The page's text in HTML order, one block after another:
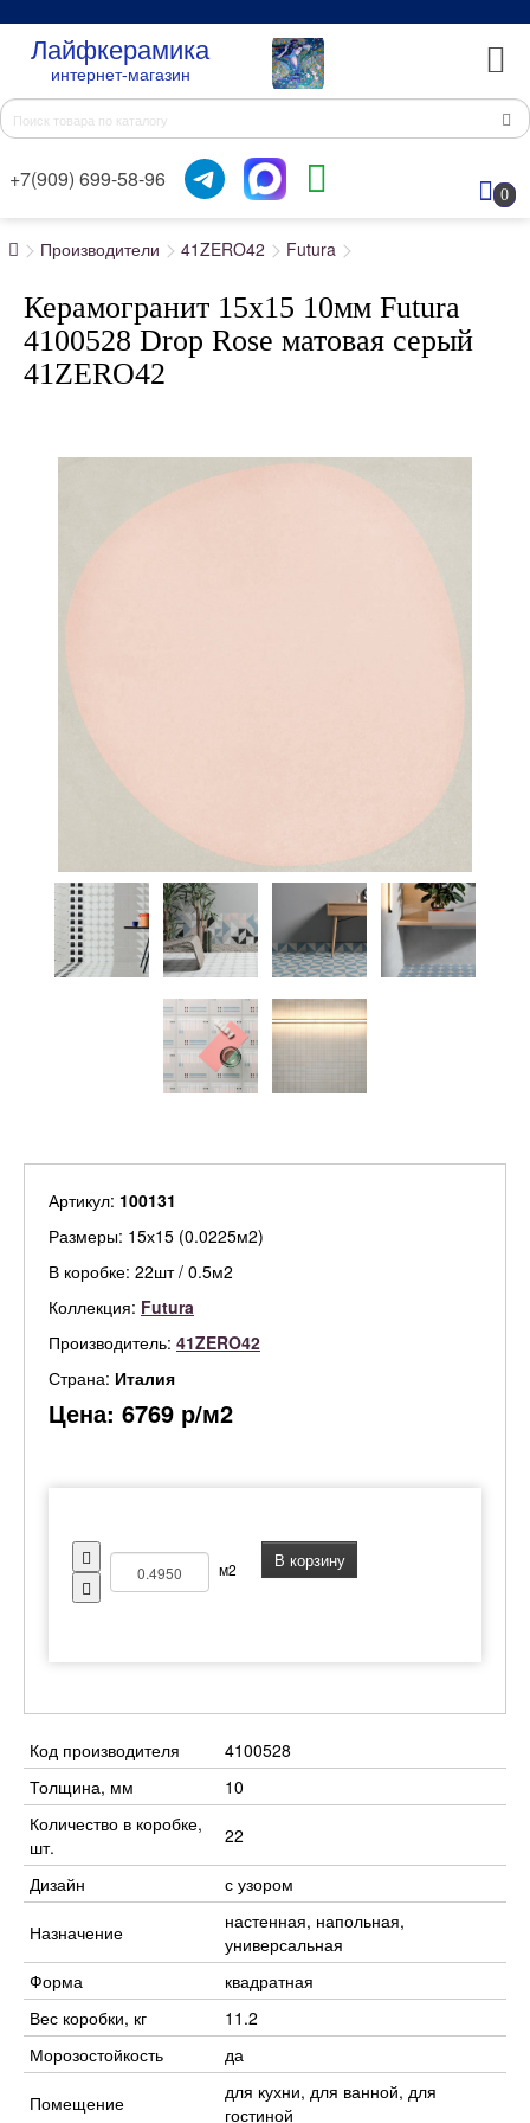
Лайфкерамика
интернет-магазин
+7(909) 699-58-96
0
Производители 41ZERO42 Futura
Керамогранит 15x15 10мм Futura
4100528 Drop Rose матовая серый
41ZERO42
Артикул: 100131
Размеры: 15х15 (0.0225м2)
В коробке: 22шт / 0.5м2
Коллекция: Futura
Производитель: 41ZERO42
Страна: Италия
Цена: 6769 р/м2
м2 В корзину
Код производителя
4100528
Толщина, мм
10
Количество в коробке,
шт.
22
Дизайн с узором
Назначение
настенная, напольная,
универсальная
Форма
квадратная
Вес коробки, кг
11.2
Морозостойкость
да
Помещение
для кухни, для ванной, для
гостиной